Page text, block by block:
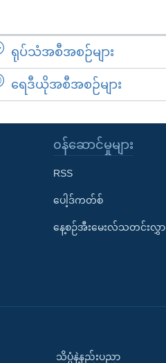
ရုပ်သံအစီအစဉ်များ
ရေဒီယိုအစီအစဉ်များ
၀န်ဆောင်မှုများ
RSS
ပေါ့ဒ်ကတ်စ်
နေ့စဉ်အီးမေးလ်သတင်းလွှာ
သိပ္ပံနဲ့နည်းပညာ